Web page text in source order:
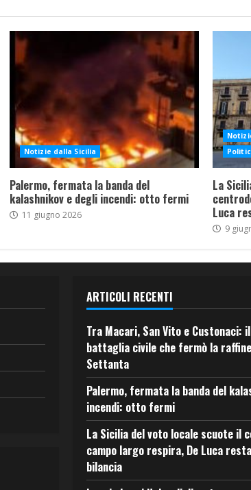
Notizie dalla Sicilia
Palermo, fermata la banda del
kalashnikov e degli incendi: otto fermi
11 giugno 2026
La
Luca
9
ARTICOLI RECENTI
Tra Macari, San Vito e Custonaci:
battaglia civile che fermò la
Settanta
Palermo, fermata la banda del
incendi: otto fermi
La Sicilia del voto locale scuote il
campo largo respira, De Luca
bilancia